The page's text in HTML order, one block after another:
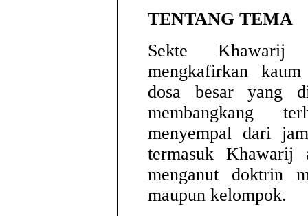
TENTANG TEMA
Sekte Khawarij
mengkafirkan
dosa besar yang
membangkang
menyempal dari
termasuk Khawarij
menganut doktrin
maupun kelompok.